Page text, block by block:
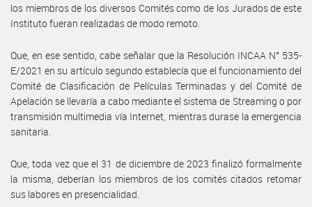
los miembros de los diversos Comités como de los Jurados de este
Instituto fueran realizadas de modo remoto.
Que, en ese sentido, cabe señalar que la Resolución INCAA N° 535-
E/2021 en su artículo segundo establecía que el funcionamiento del
Comité de Clasificación de Películas Terminadas y del Comité de
Apelación se llevaría a cabo mediante el sistema de Streaming o por
transmisión multimedia vía Internet, mientras durase la emergencia
sanitaria.
Que, toda vez que el 31 de diciembre de 2023 finalizó formalmente
la misma, deberían los miembros de los comités citados retomar
sus labores en presencialidad.